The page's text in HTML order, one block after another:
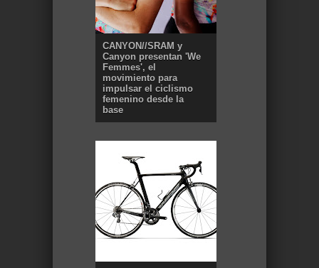
CANYON//SRAM y
Canyon presentan 'We
Femmes', el
movimiento para
impulsar el ciclismo
femenino desde la
base